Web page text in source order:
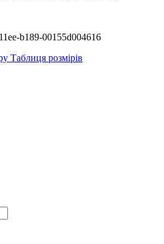
b189-00155d004616
Таблиця розмірів